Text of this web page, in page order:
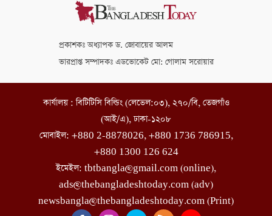
প্রকাশকঃ অধ্যাপক ড. জোবায়ের আলম
ভারপ্রাপ্ত সম্পাদকঃ এডভোকেট মো: গোলাম সরোয়ার
কার্যালয় : বিটিটিসি বিল্ডিং (লেভেল:০৩), ২৭০/বি, তেজগাঁও
(আই/এ), ঢাকা-১২০৮
মোবাইল: +880 2-8878026, +880 1736 786915,
+880 1300 126 624
ইমেইল: tbtbangla@gmail.com (online),
ads@thebangladeshtoday.com (adv)
newsbangla@thebangladeshtoday.com (Print)